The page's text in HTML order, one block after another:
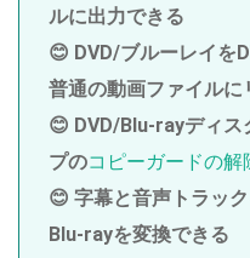
ルに出力できる
😊 DVD/ブルーレイを
普通の動画ファイルに
😊 DVD/Blu-rayディス
プのコピーガードの解
😊 字幕と音声トラッ
Blu-rayを変換できる